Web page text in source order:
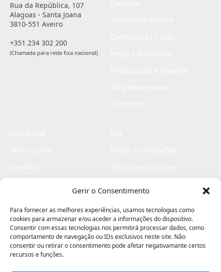
Gerir o Consentimento
Para fornecer as melhores experiências, usamos tecnologias como
cookies para armazenar e/ou aceder a informações do dispositivo.
Consentir com essas tecnologias nos permitirá processar dados, como
comportamento de navegação ou IDs exclusivos neste site. Não
consentir ou retirar o consentimento pode afetar negativamante certos
recursos e funções.
Rua da República, 107
Alagoas - Santa Joana
3810-551 Aveiro
+351 234 302 200
(Chamada para rede fixa nacional)
Livro de elogios